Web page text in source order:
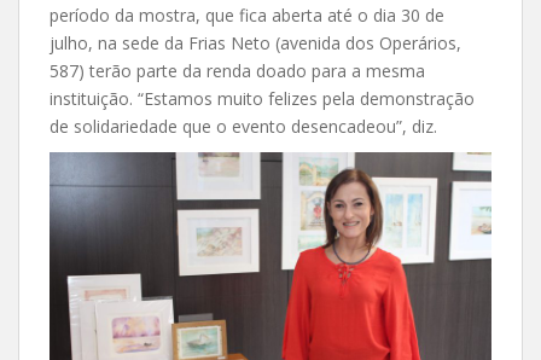
período da mostra, que fica aberta até o dia 30 de
julho, na sede da Frias Neto (avenida dos Operários,
587) terão parte da renda doado para a mesma
instituição. “Estamos muito felizes pela demonstração
de solidariedade que o evento desencadeou”, diz.